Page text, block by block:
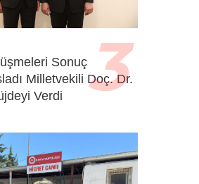
Sonuç
Milletvekili Doç. Dr.
Verdi